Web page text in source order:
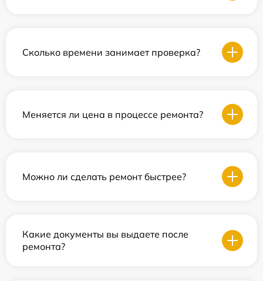
Сколько времени занимает проверка?
Меняется ли цена в процессе ремонта?
Можно ли сделать ремонт быстрее?
Какие документы вы выдаете после
ремонта?